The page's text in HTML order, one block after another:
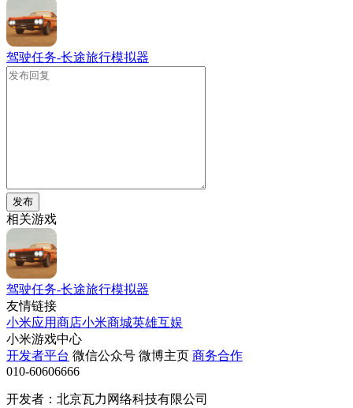
驾驶任务-长途旅行模拟器
发布
相关游戏
驾驶任务-长途旅行模拟器
友情链接
小米应用商店小米商城英雄互娱
小米游戏中心
开发者平台 微信公众号 微博主页 商务合作
010-60606666
开发者：北京瓦力网络科技有限公司